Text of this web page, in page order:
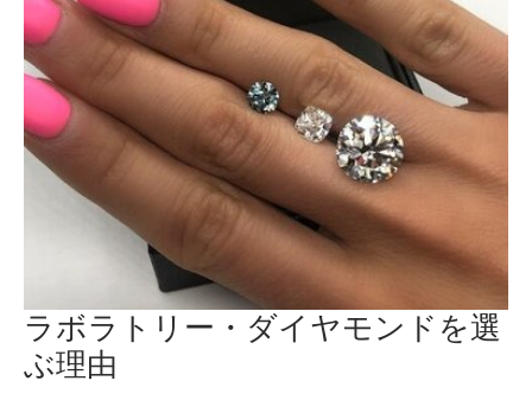
ラボラトリー・ダイヤモンドを選
ぶ理由